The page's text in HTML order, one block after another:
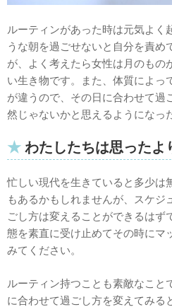
ルーティンがあった時は元気よく
うな朝を過ごせないと自分を責め
が、よく考えたら女性は月のもの
い生き物です。また、体質によっ
が違うので、その日に合わせて過
然じゃないかと思えるようになっ
わたしたちは思ったよ
忙しい現代を生きていると多少は
もあるかもしれませんが、スケジ
ごし方は変えることができるはず
態を素直に受け止めてその時にマ
みてください。
ルーティン持つことも素敵なこと
に合わせて過ごし方を変えてみる